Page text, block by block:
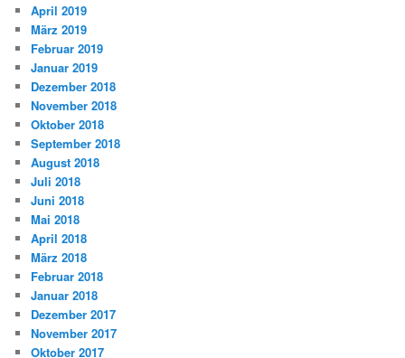
April 2019
März 2019
Februar 2019
Januar 2019
Dezember 2018
November 2018
Oktober 2018
September 2018
August 2018
Juli 2018
Juni 2018
Mai 2018
April 2018
März 2018
Februar 2018
Januar 2018
Dezember 2017
November 2017
Oktober 2017